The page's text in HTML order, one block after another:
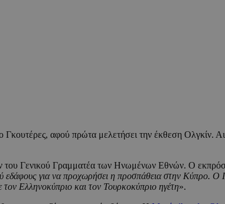
αφού πρώτα μελετήσει την έκθεση Ολγκίν.
του Γενικού Γραμματέα των Ηνωμένων Εθνών. Ο
εδάφους για να προχωρήσει η προσπάθεια στην Κύπρο.
τον Ελληνοκύπριο και τον Τουρκοκύπριο ηγέτη».